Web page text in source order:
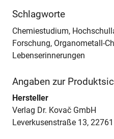
Schlagworte
Chemiestudium,
Forschung, Organometall-
Lebenserinnerungen
Angaben zur
Hersteller
Verlag Dr. Kovač GmbH
Leverkusenstraße 13,